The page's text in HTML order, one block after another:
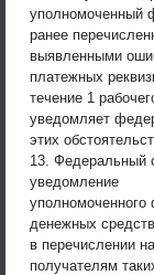
уполномоченный
ранее
выявленными
платежных
течение 1
уведомляет
этих
13. Федеральный
уведомление
уполномоченного
денежных
в перечислении
получателям